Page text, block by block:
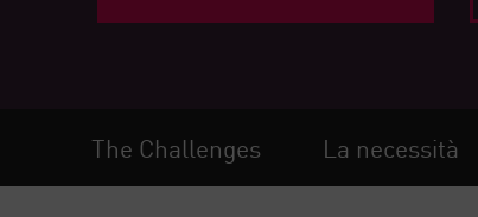
Workforce AI Security
AI Red Teaming
Visualizza i prodotti A-Z
The Challenges La necessità